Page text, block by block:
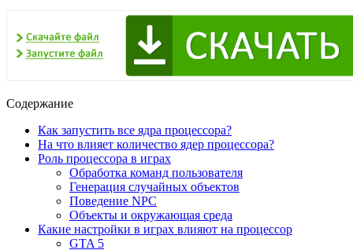
Содержание
Как запустить все ядра процессора?
На что влияет количество ядер процессора?
Роль процессора в играх
Обработка команд пользователя
Генерация случайных объектов
Поведение NPC
Объекты и окружающая среда
Какие настройки в играх влияют на процессор
GTA 5